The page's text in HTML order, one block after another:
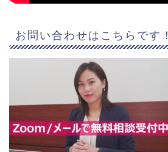
お問い合わせはこちらです！